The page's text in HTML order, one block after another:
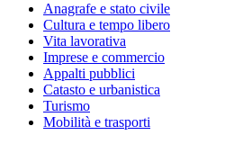
Anagrafe e stato civile
Cultura e tempo libero
Vita lavorativa
Imprese e commercio
Appalti pubblici
Catasto e urbanistica
Turismo
Mobilità e trasporti